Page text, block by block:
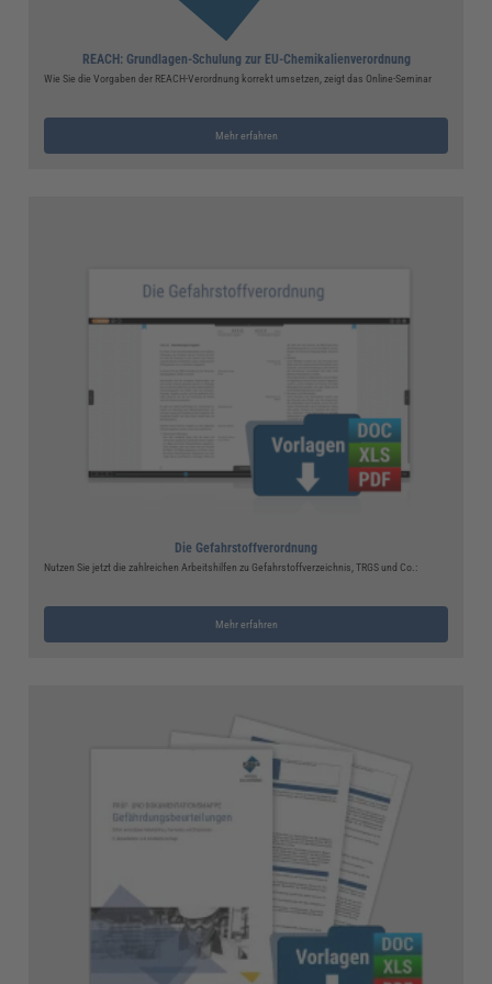
REACH: Grundlagen-Schulung zur EU-Chemikalienverordnung
Wie Sie die Vorgaben der REACH-Verordnung korrekt umsetzen, zeigt das Online-Seminar
Mehr erfahren
Die Gefahrstoffverordnung
Nutzen Sie jetzt die zahlreichen Arbeitshilfen zu Gefahrstoffverzeichnis, TRGS und Co.:
Mehr erfahren